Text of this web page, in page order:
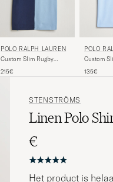
POLO RALPH LAUREN
Custom Slim Rugby
Navy/Powder Blue
215€
POLO
Custom
135€
STENSTRÖMS
Linen Polo
€
Het product is